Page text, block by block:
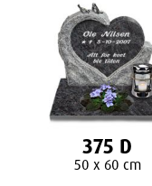
375 D
50 x 60 cm